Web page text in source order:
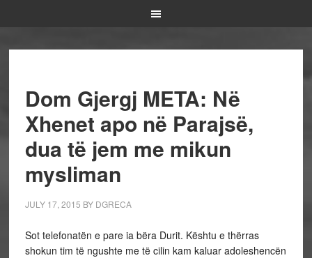
Dom Gjergj META: Në
Xhenet apo në Parajsë,
dua të jem me mikun
mysliman
JULY 17, 2015 BY DGRECA
Sot telefonatën e pare ia bëra Durit. Kështu e thërras
shokun tim të ngushte me të cilin kam kaluar adoleshencën